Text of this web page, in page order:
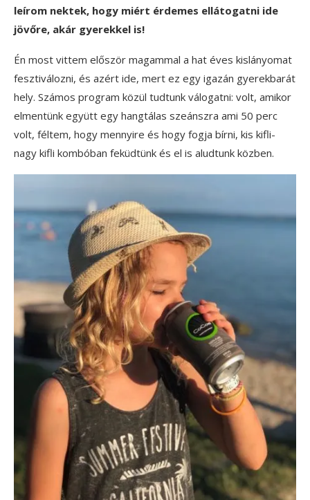
leírom nektek, hogy miért érdemes ellátogatni ide
jövőre, akár gyerekkel is!
Én most vittem először magammal a hat éves kislányomat
fesztiválozni, és azért ide, mert ez egy igazán gyerekbarát
hely. Számos program közül tudtunk válogatni: volt, amikor
elmentünk együtt egy hangtálas szeánszra ami 50 perc
volt, féltem, hogy mennyire és hogy fogja bírni, kis kifli-
nagy kifli kombóban feküdtünk és el is aludtunk közben.